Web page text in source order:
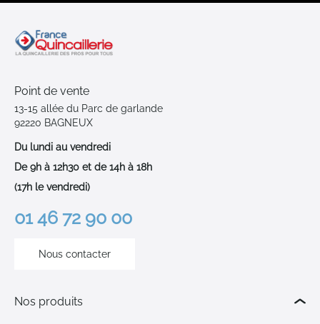
Point de vente
13-15 allée du Parc de garlande
92220 BAGNEUX
Du lundi au vendredi
De 9h à 12h30 et de 14h à 18h
(17h le vendredi)
01 46 72 90 00
Nous contacter
Nos produits